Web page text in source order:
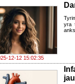
12-12 15:02:35
yra